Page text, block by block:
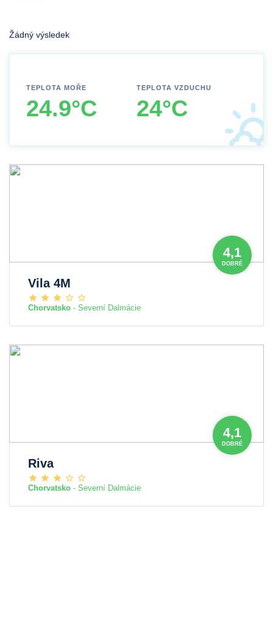
Žádný výsledek
TEPLOTA MOŘE
24.9°C
TEPLOTA VZDUCHU
24°C
4,1
DOBRÉ
Vila 4M
Chorvatsko - Severní Dalmácie
4,1
DOBRÉ
Riva
Chorvatsko - Severní Dalmácie